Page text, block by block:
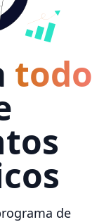
todo
de